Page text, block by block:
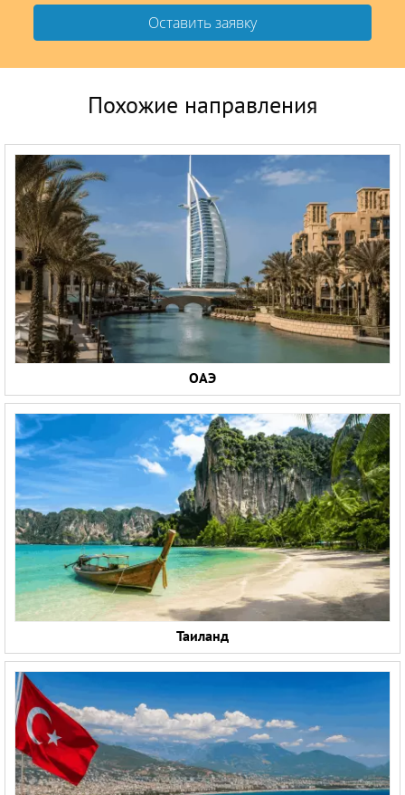
Похожие направления
ОАЭ
Таиланд